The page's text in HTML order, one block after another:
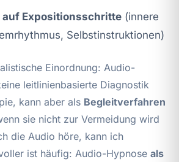
Expositionsschritte (innere
Selbstinstruktionen)
Einordnung: Audio-
leitlinienbasierte Diagnostik
kann aber als Begleitverfahren
sie nicht zur Vermeidung wird
die Audio höre, kann ich
ist häufig: Audio-Hypnose als